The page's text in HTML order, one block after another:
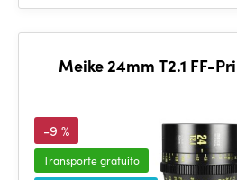
Meike 24mm T2.1 FF-
-9 %
Transporte gratuito